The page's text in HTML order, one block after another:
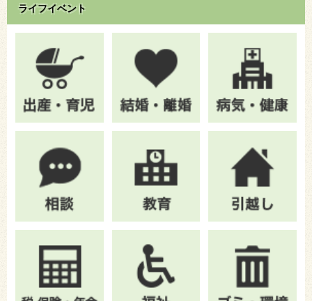
ライフイベント